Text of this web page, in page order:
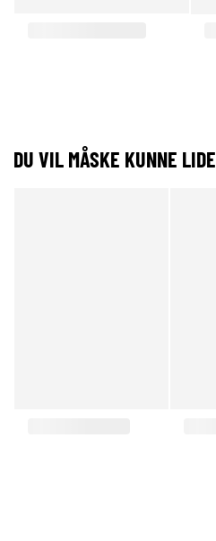
DU VIL MÅSKE KUNNE LIDE